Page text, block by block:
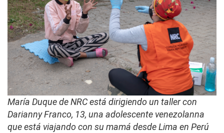
María Duque de NRC está dirigiendo un taller con
Darianny Franco, 13, una adolescente venezolanna
que está viajando con su mamá desde Lima en Perú